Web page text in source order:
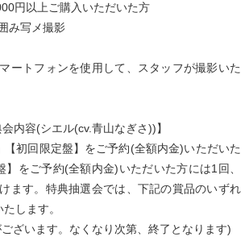
円以上ご購入いただいた方
み写メ撮影
ートフォンを使用して、スタッフが撮影いた
内容(シエル(cv.青山なぎさ))】
【初回限定盤】をご予約(全額内金)いただいた
】をご予約(全額内金)いただいた方には1回、
ます。特典抽選会では、下記の賞品のいずれ
します。
ざいます。なくなり次第、終了となります)